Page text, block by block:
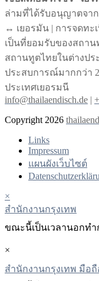
ล่ามที่ได้รับอนุญาตจาก
↔︎ เยอรมัน | การจดทะ
เป็นที่ยอมรับของสถา
สถานทูตไทยในต่างปร
ประสบการณ์มากกว่า
ประเทศเยอรมนี
info@thailaendisch.de |
Copyright 2026
Links
Impressum
แผนผังเว็บไซต์
×
สํานักงานกรุงเทพ
ขณะนี้เป็นเวลานอกทํา
×
สำนักงานกรุงเทพ มือถื